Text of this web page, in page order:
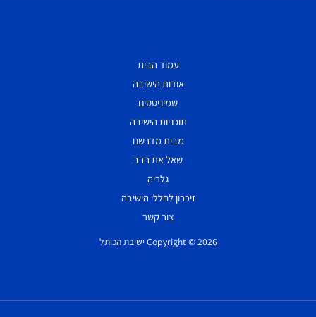
עמוד הבית
אודות הישיבה
שמיניסטים
תוכניות הישיבה
מבית מדרשנו
שאל את הרב
גלריה
זיכרון לחללי הישיבה
צור קשר
Copyright © 2026 ישיבת הכותל